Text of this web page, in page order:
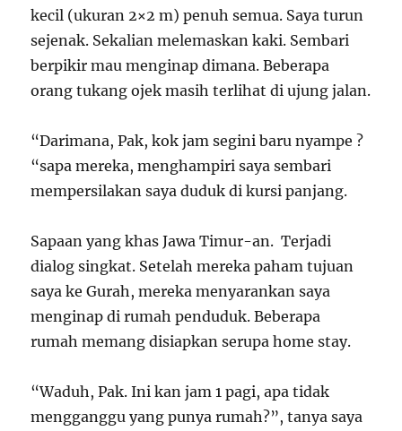
kecil (ukuran 2×2 m) penuh semua. Saya turun
sejenak. Sekalian melemaskan kaki. Sembari
berpikir mau menginap dimana. Beberapa
orang tukang ojek masih terlihat di ujung jalan.
“Darimana, Pak, kok jam segini baru nyampe ?
“sapa mereka, menghampiri saya sembari
mempersilakan saya duduk di kursi panjang.
Sapaan yang khas Jawa Timur-an. Terjadi
dialog singkat. Setelah mereka paham tujuan
saya ke Gurah, mereka menyarankan saya
menginap di rumah penduduk. Beberapa
rumah memang disiapkan serupa home stay.
“Waduh, Pak. Ini kan jam 1 pagi, apa tidak
mengganggu yang punya rumah?”, tanya saya